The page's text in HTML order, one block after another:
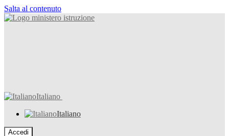
Salta al contenuto
Italiano
Italiano
Accedi